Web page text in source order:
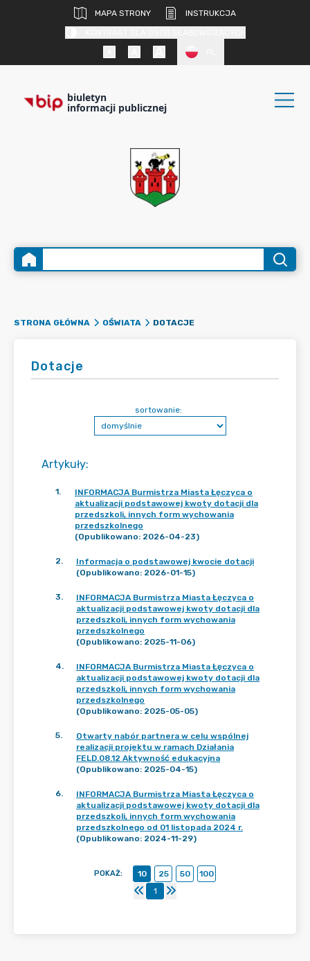
MAPA STRONY
INSTRUKCJA
biuletyn
informacji publicznej
STRONA GŁÓWNA OŚWIATA DOTACJE
Dotacje
Artykuły:
sortowanie:
1.
INFORMACJA Burmistrza Miasta Łęczyca o
aktualizacji podstawowej kwoty dotacji dla
przedszkoli, innych form wychowania
przedszkolnego
(Opublikowano: 2026-04-23)
2.
Informacja o podstawowej kwocie dotacji
(Opublikowano: 2026-01-15)
3.
INFORMACJA Burmistrza Miasta Łęczyca o
aktualizacji podstawowej kwoty dotacji dla
przedszkoli, innych form wychowania
przedszkolnego
(Opublikowano: 2025-11-06)
4.
INFORMACJA Burmistrza Miasta Łęczyca o
aktualizacji podstawowej kwoty dotacji dla
przedszkoli, innych form wychowania
przedszkolnego
(Opublikowano: 2025-05-05)
5.
Otwarty nabór partnera w celu wspólnej
realizacji projektu w ramach Działania
FELD.08.12 Aktywność edukacyjna
(Opublikowano: 2025-04-15)
6.
INFORMACJA Burmistrza Miasta Łęczyca o
aktualizacji podstawowej kwoty dotacji dla
przedszkoli, innych form wychowania
przedszkolnego od 01 listopada 2024 r.
(Opublikowano: 2024-11-29)
POKAŻ: 10 25 50
100
1